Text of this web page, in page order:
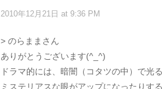
says:
2010年12月21日 at 9:36 PM
> のらままさん
ありがとうございます(^_^)
ドラマ的には、暗闇（コタツの中）で光る
ミステリアスな眼がアップになったりす